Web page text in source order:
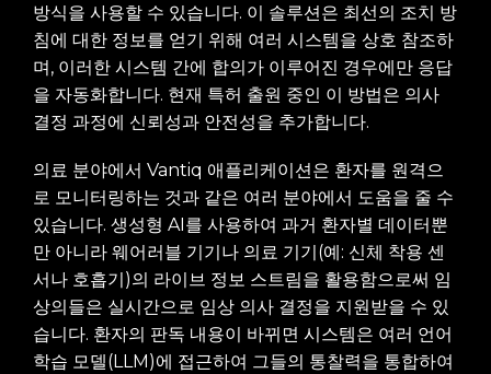
방식을 사용할 수 있습니다. 이 솔루션은 최선의 조치 방
침에 대한 정보를 얻기 위해 여러 시스템을 상호 참조하
며, 이러한 시스템 간에 합의가 이루어진 경우에만 응답
을 자동화합니다. 현재 특허 출원 중인 이 방법은 의사
결정 과정에 신뢰성과 안전성을 추가합니다.
의료 분야에서 Vantiq 애플리케이션은 환자를 원격으
로 모니터링하는 것과 같은 여러 분야에서 도움을 줄 수
있습니다. 생성형 AI를 사용하여 과거 환자별 데이터뿐
만 아니라 웨어러블 기기나 의료 기기(예: 신체 착용 센
서나 호흡기)의 라이브 정보 스트림을 활용함으로써 임
상의들은 실시간으로 임상 의사 결정을 지원받을 수 있
습니다. 환자의 판독 내용이 바뀌면 시스템은 여러 언어
학습 모델(LLM)에 접근하여 그들의 통찰력을 통합하여